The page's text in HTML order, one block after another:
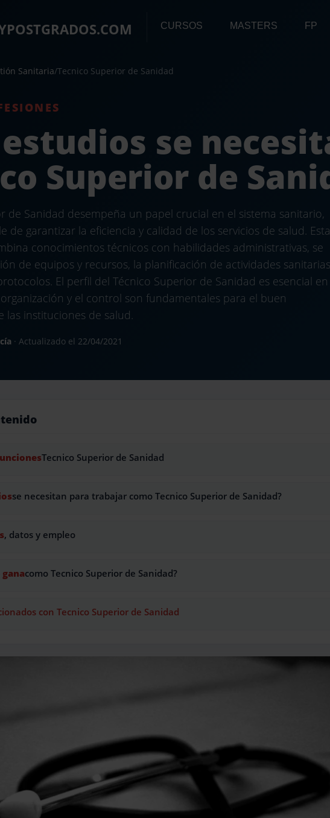
CURSOS MASTERS FP
Sanitaria/Tecnico Superior de Sanidad
estudios se
Superior de
de Sanidad desempeña un papel crucial en el sistema sanitario,
de garantizar la eficiencia y calidad de los servicios de salud. Esta
conocimientos técnicos con habilidades administrativas, se
de equipos y recursos, la planificación de actividades
El perfil del Técnico Superior de Sanidad es esencial
y el control son fundamentales para el buen
las instituciones de salud.
· Actualizado el 22/04/2021
Tecnico Superior de Sanidad
se necesitan para trabajar como Tecnico Superior de Sanidad?
, datos y empleo
como Tecnico Superior de Sanidad?
con Tecnico Superior de Sanidad